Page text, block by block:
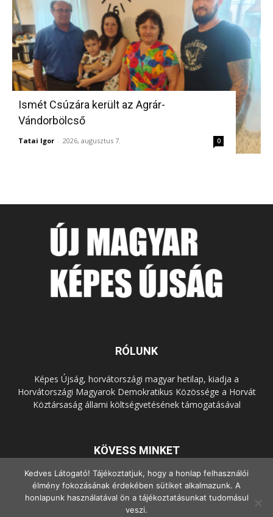
Ismét Csúzára került az Agrár-
Vándorbölcső
Tatai Igor - 2026, augusztus 7. 0
RÓLUNK
Képes Újság, horvátországi magyar hetilap, kiadja a
Horvátországi Magyarok Demokratikus Közössége a Horvát
Köztársaság állami költségvetésének támogatásával
KÖVESS MINKET
Kedves Látogató! Tájékoztatjuk, hogy a honlap felhasználói
élmény fokozásának érdekében sütiket alkalmazunk. A
honlapunk használatával ön a tájékoztatásunkat tudomásul
veszi.